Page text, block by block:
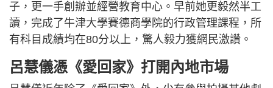
子，更一手創辦並經營教育中心。早前她更毅然半工
讀，完成了牛津大學賽德商學院的行政管理課程，所
有科目成績均在80分以上，驚人毅力獲網民激讚。
呂慧儀憑《愛回家》打開內地市場